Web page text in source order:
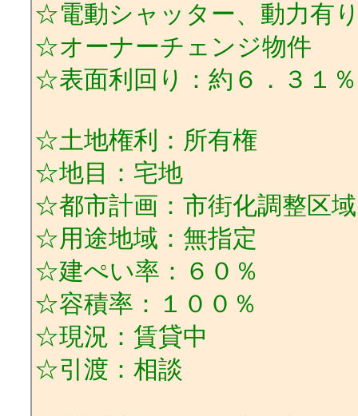
☆電動シャッター、動力有
☆オーナーチェンジ物件
☆表面利回り：約６．３１％
☆土地権利：所有権
☆地目：宅地
☆都市計画：市街化調整区域
☆用途地域：無指定
☆建ぺい率：６０％
☆容積率：１００％
☆現況：賃貸中
☆引渡：相談